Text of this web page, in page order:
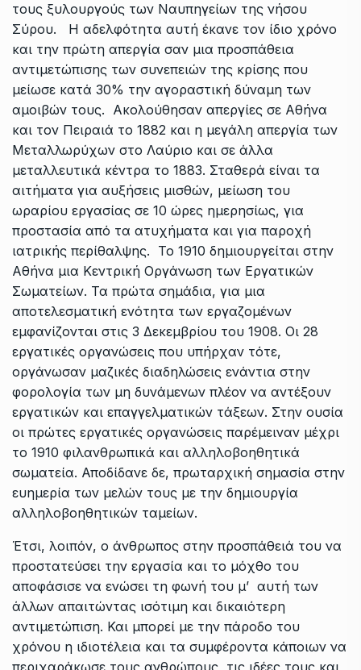
τους ξυλουργούς των Ναυπηγείων της νήσου
Σύρου. Η αδελφότητα αυτή έκανε τον ίδιο χρόνο
και την πρώτη απεργία σαν μια προσπάθεια
αντιμετώπισης των συνεπειών της κρίσης που
μείωσε κατά 30% την αγοραστική δύναμη των
αμοιβών τους. Ακολούθησαν απεργίες σε Αθήνα
και τον Πειραιά το 1882 και η μεγάλη απεργία των
Μεταλλωρύχων στο Λαύριο και σε άλλα
μεταλλευτικά κέντρα το 1883. Σταθερά είναι τα
αιτήματα για αυξήσεις μισθών, μείωση του
ωραρίου εργασίας σε 10 ώρες ημερησίως, για
προστασία από τα ατυχήματα και για παροχή
ιατρικής περίθαλψης. Το 1910 δημιουργείται στην
Αθήνα μια Κεντρική Οργάνωση των Εργατικών
Σωματείων. Τα πρώτα σημάδια, για μια
αποτελεσματική ενότητα των εργαζομένων
εμφανίζονται στις 3 Δεκεμβρίου του 1908. Οι 28
εργατικές οργανώσεις που υπήρχαν τότε,
οργάνωσαν μαζικές διαδηλώσεις ενάντια στην
φορολογία των μη δυνάμενων πλέον να αντέξουν
εργατικών και επαγγελματικών τάξεων. Στην ουσία
οι πρώτες εργατικές οργανώσεις παρέμειναν μέχρι
το 1910 φιλανθρωπικά και αλληλοβοηθητικά
σωματεία. Αποδίδανε δε, πρωταρχική σημασία στην
ευημερία των μελών τους με την δημιουργία
αλληλοβοηθητικών ταμείων.
Έτσι, λοιπόν, ο άνθρωπος στην προσπάθειά του να
προστατεύσει την εργασία και το μόχθο του
αποφάσισε να ενώσει τη φωνή του μ’ αυτή των
άλλων απαιτώντας ισότιμη και δικαιότερη
αντιμετώπιση. Και μπορεί με την πάροδο του
χρόνου η ιδιοτέλεια και τα συμφέροντα κάποιων να